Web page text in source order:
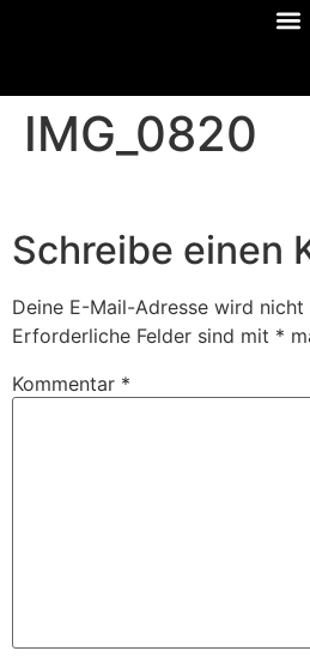
IMG_0820
Schreibe einen
Deine E-Mail-Adresse wird
Erforderliche Felder sind mit *
Kommentar *